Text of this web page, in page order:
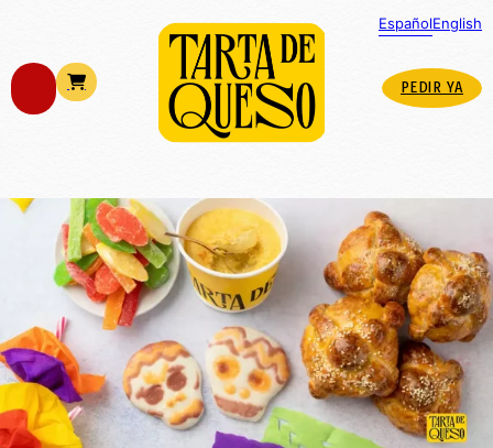
PEDIR YA
EspañolEnglish